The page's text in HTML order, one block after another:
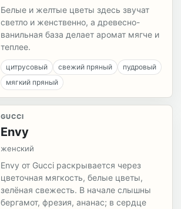
Белые и желтые цветы здесь звучат
светло и женственно, а древесно-
ванильная база делает аромат мягче и
теплее.
цитрусовый свежий пряный
пудровый
мягкий пряный
GUCCI
Envy
женский
Envy от Gucci раскрывается через
цветочная мягкость, белые цветы,
зелёная свежесть. В начале слышны
бергамот, фрезия, ананас; в сердце